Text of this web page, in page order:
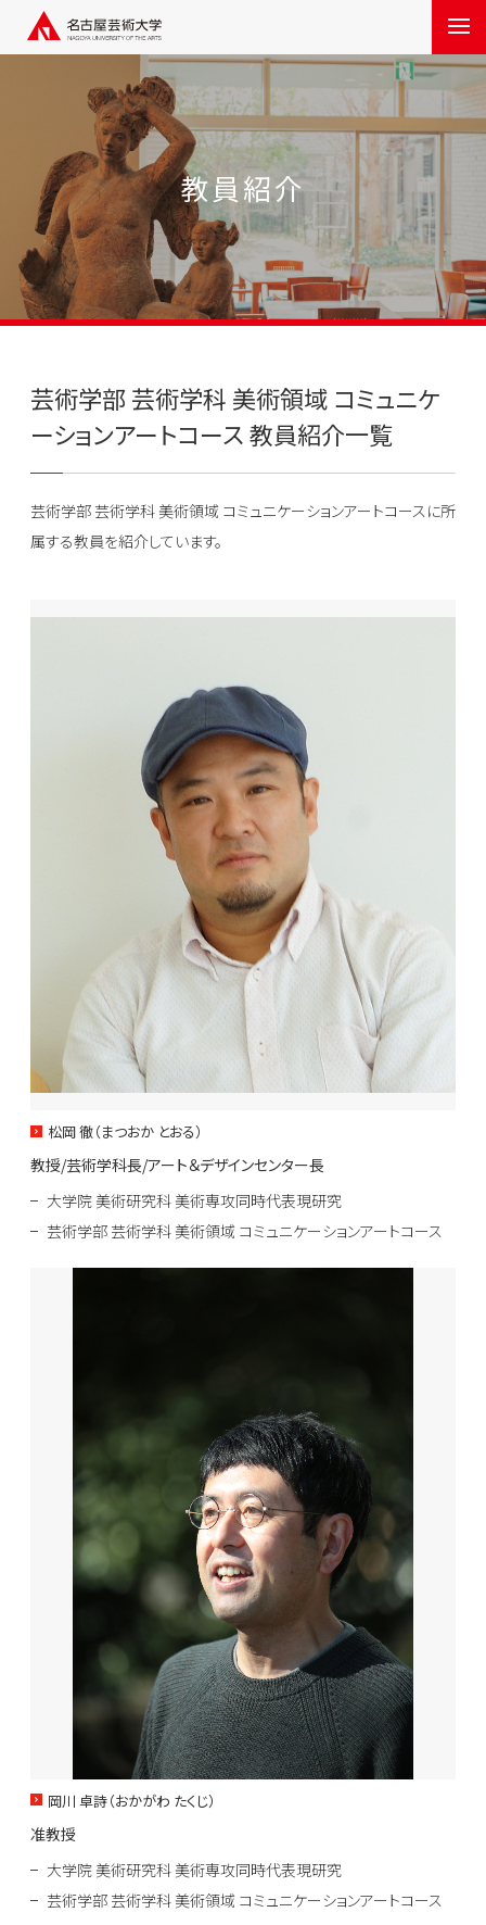
教員紹介
芸術学部 芸術学科 美術領域 コミュニケ
ーションアートコース 教員紹介一覧
芸術学部 芸術学科 美術領域 コミュニケーションアートコースに所
属する教員を紹介しています。
松岡 徹（まつおか とおる）
教授/芸術学科長/アート＆デザインセンター長
大学院 美術研究科 美術専攻同時代表現研究
芸術学部 芸術学科 美術領域 コミュニケーションアートコース
岡川 卓詩（おかがわ たくじ）
准教授
大学院 美術研究科 美術専攻同時代表現研究
芸術学部 芸術学科 美術領域 コミュニケーションアートコース